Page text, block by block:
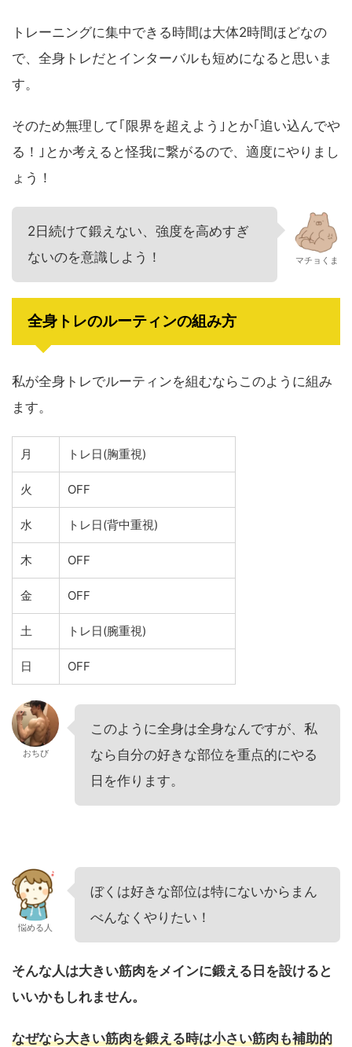
トレーニングに集中できる時間は大体2時間ほどなの
で、全身トレだとインターバルも短めになると思いま
す。
そのため無理して｢限界を超えよう｣とか｢追い込んでや
る！｣とか考えると怪我に繋がるので、適度にやりまし
ょう！
2日続けて鍛えない、強度を高めすぎ
ないのを意識しよう！
マチョくま
全身トレのルーティンの組み方
私が全身トレでルーティンを組むならこのように組み
ます。
月 トレ日(胸重視)
火 OFF
水 トレ日(背中重視)
木 OFF
金 OFF
土 トレ日(腕重視)
日 OFF
おちび
このように全身は全身なんですが、私
なら自分の好きな部位を重点的にやる
日を作ります。
悩める人
ぼくは好きな部位は特にないからまん
べんなくやりたい！
そんな人は大きい筋肉をメインに鍛える日を設けると
いいかもしれません。
なぜなら大きい筋肉を鍛える時は小さい筋肉も補助的